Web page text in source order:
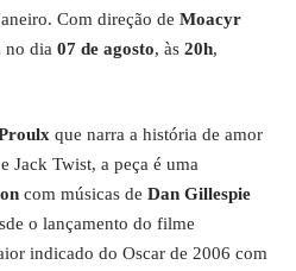
Com direção de Moacyr
no dia 07 de agosto, às 20h,
que narra a história de amor
Jack Twist, a peça é uma
com músicas de Dan Gillespie
o lançamento do filme
indicado do Oscar de 2006 com